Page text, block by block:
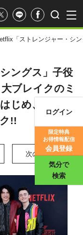
ログイン
限定特典
お得情報配信
会員登録
気分で
検索
「ストレンジャー・シ
ングス」子役
ブレイクのミ
じめ、同シリ
!!
次の写真 >